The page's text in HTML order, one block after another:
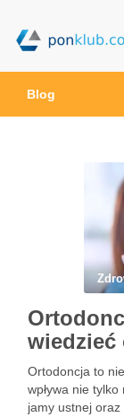
Blog
wiedzieć
Ortodoncja to
wpływa nie
jamy ustnej oraz